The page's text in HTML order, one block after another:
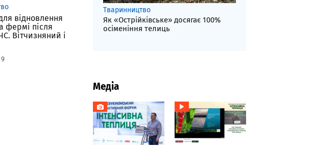
відновлення
фермі після
Вітчизняний і
Тваринництво
Як «Острійківське» досягає 100%
осіменіння телиць
Медіа